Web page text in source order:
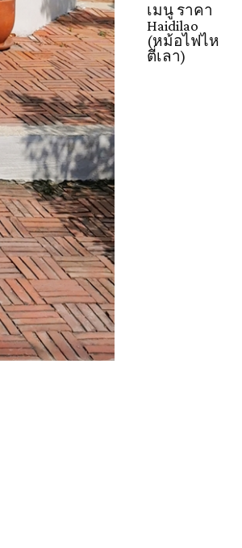
เมนู ราคา
Haidilao
(หม้อไฟไห
ตี่เลา)